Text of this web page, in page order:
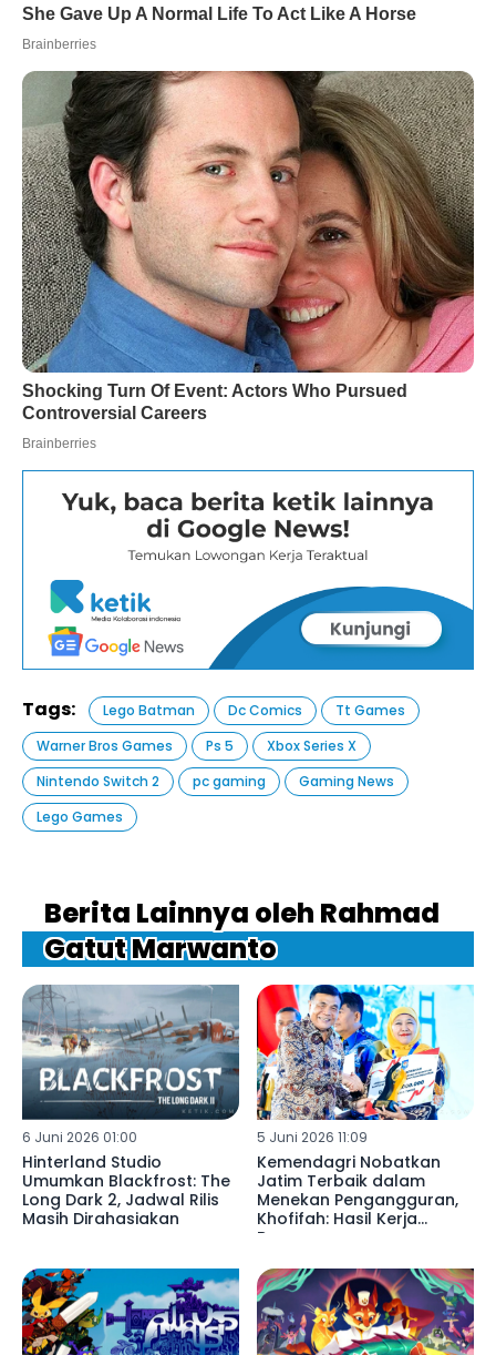
Tags: Lego Batman Dc Comics
Tt Games
Warner Bros Games
Ps 5
Xbox Series X
Nintendo Switch 2
pc gaming
Gaming News
Lego Games
Berita Lainnya oleh Rahmad
Gatut Marwanto
6 Juni 2026 01:00
Hinterland Studio
Umumkan Blackfrost: The
Long Dark 2, Jadwal Rilis
Masih Dirahasiakan
5 Juni 2026 11:09
Kemendagri Nobatkan
Jatim Terbaik dalam
Menekan Pengangguran,
Khofifah: Hasil Kerja
Bersama